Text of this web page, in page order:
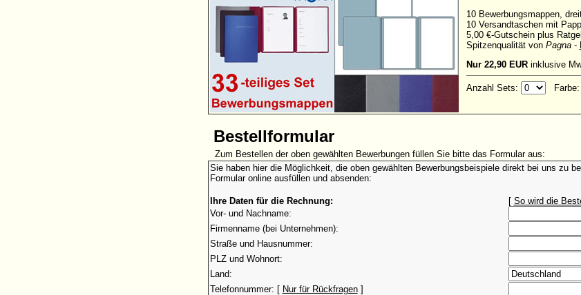
10 Bewerbungsmappen,
10 Versandtaschen mit
5,00 €-Gutschein plus
Spitzenqualität von Pagna-
Nur 22,90 EURinklusive
Anzahl Sets: Farbe:
Bestellformular
Zum Bestellen der oben gewählten Bewerbungen füllen Sie bitte das Formular aus:
Sie haben hier die Möglichkeit, die oben gewählten Bewerbungsbeispiele direkt bei uns zu
Formular online ausfüllen und absenden:
Ihre Daten für die Rechnung: [ So wird die
Vor- und Nachname:
Firmenname (bei Unternehmen):
Straße und Hausnummer:
PLZ und Wohnort:
Land:
Telefonnummer: [ Nur für Rückfragen]